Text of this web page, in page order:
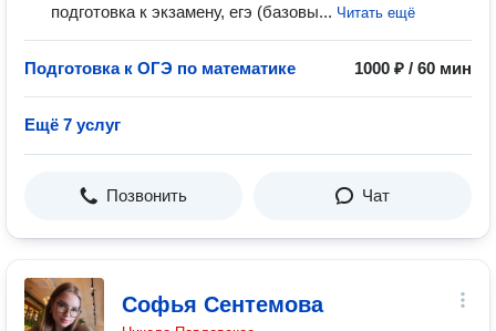
подготовка к экзамену, егэ (базовы... Читать ещё
Подготовка к ОГЭ по математике 1000 ₽ / 60 мин
Ещё 7 услуг
Позвонить Чат
Софья Сентемова